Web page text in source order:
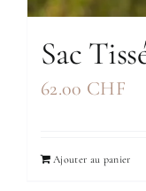
Sac
62.00 CHF
Ajouter au panier